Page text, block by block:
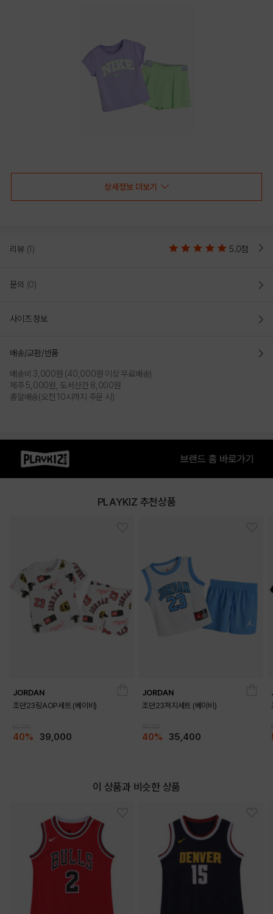
PRODUCT VIEW
상세정보 더보기
리뷰 (1) 5.0점
문의 (0)
사이즈 정보
배송/교환/반품
배송비 3,000원 (40,000원 이상 무료배송)
제주 5,000원, 도서산간 8,000원
총알배송(오전 10시까지 주문 시)
PLAYKIZ 추천상품
JORDAN
조던23링AOP세트 (베이비)
40% 39,000
JORDAN
조던23져지세트 (베이비)
40% 35,400
이 상품과 비슷한 상품